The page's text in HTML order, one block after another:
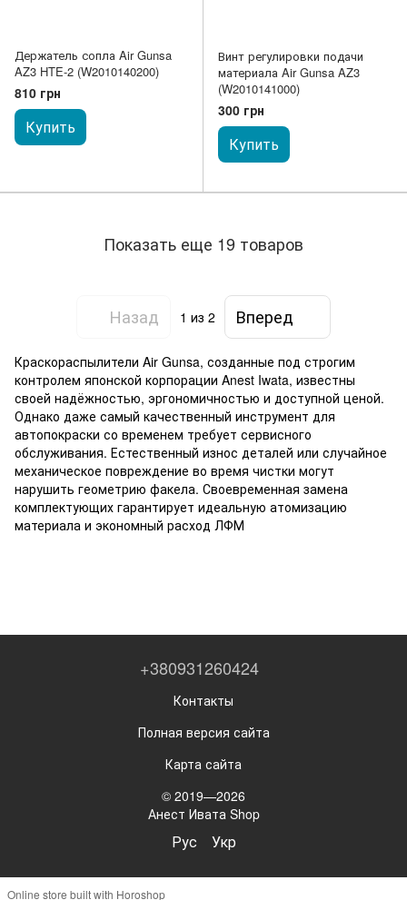
Держатель сопла Air Gunsa
AZ3 HTE-2 (W2010140200)
810 грн
Купить
Винт регулировки подачи
материала Air Gunsa AZ3
(W2010141000)
300 грн
Купить
Показать еще 19 товаров
Назад 1 из 2 Вперед
Краскораспылители Air Gunsa, созданные под строгим
контролем японской корпорации Anest Iwata, известны
своей надёжностью, эргономичностью и доступной ценой.
Однако даже самый качественный инструмент для
автопокраски со временем требует сервисного
обслуживания. Естественный износ деталей или случайное
механическое повреждение во время чистки могут
нарушить геометрию факела. Своевременная замена
комплектующих гарантирует идеальную атомизацию
материала и экономный расход ЛФМ
+380931260424
Контакты
Полная версия сайта
Карта сайта
© 2019—2026
Анест Ивата Shop
Рус Укр
Online store built with Horoshop